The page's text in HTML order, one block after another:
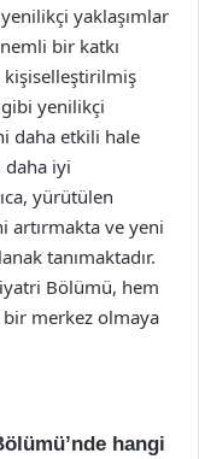
yaklaşımlar
bir katkı
kişiselleştirilmiş
yenilikçi
daha etkili hale
iyi
yürütülen
artırmakta ve yeni
tanımaktadır.
Bölümü, hem
merkez olmaya
hangi